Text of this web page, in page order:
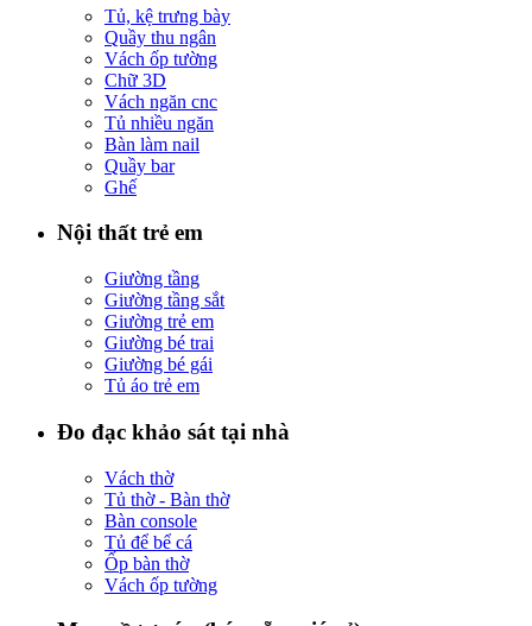
Tủ, kệ trưng bày
Quầy thu ngân
Vách ốp tường
Chữ 3D
Vách ngăn cnc
Tủ nhiều ngăn
Bàn làm nail
Quầy bar
Ghế
Nội thất trẻ em
Giường tầng
Giường tầng sắt
Giường trẻ em
Giường bé trai
Giường bé gái
Tủ áo trẻ em
Đo đạc khảo sát tại nhà
Vách thờ
Tủ thờ - Bàn thờ
Bàn console
Tủ để bể cá
Ốp bàn thờ
Vách ốp tường